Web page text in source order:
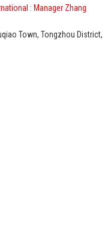
: Manager Zhang
Town, Tongzhou District,